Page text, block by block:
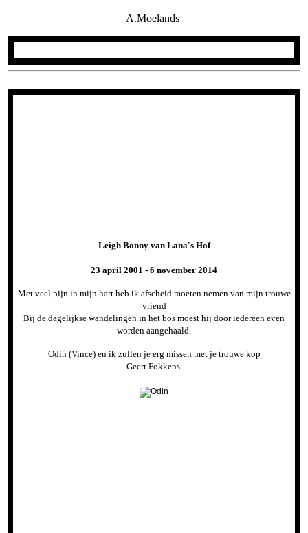
A.Moelands
Leigh Bonny van Lana's Hof
23 april 2001 - 6 november 2014
Met veel pijn in mijn hart heb ik afscheid moeten nemen van mijn trouwe
vriend
Bij de dagelijkse wandelingen in het bos moest hij door iedereen even
worden aangehaald.
Odin (Vince) en ik zullen je erg missen met je trouwe kop
Geert Fokkens